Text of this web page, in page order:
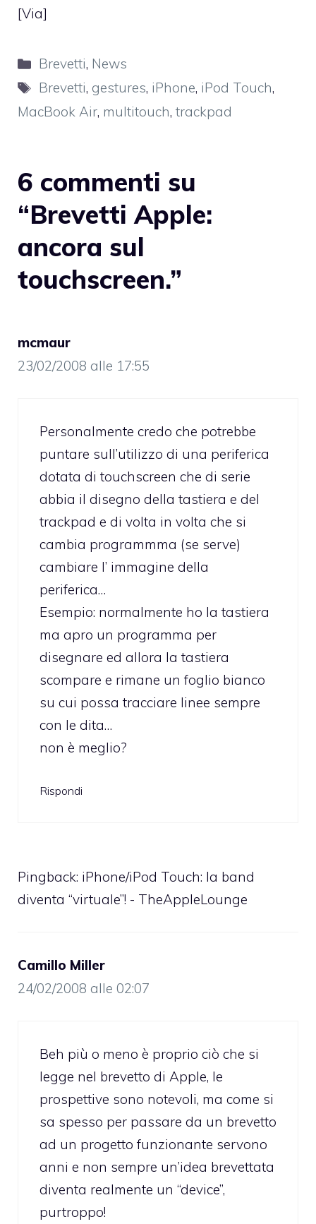
[Via]
Categorie
Brevetti, News
Tag
Brevetti, gestures, iPhone, iPod Touch,
MacBook Air, multitouch, trackpad
6 commenti su
“Brevetti Apple:
ancora sul
touchscreen.”
mcmaur
23/02/2008 alle 17:55
Personalmente credo che potrebbe
puntare sull’utilizzo di una periferica
dotata di touchscreen che di serie
abbia il disegno della tastiera e del
trackpad e di volta in volta che si
cambia programmma (se serve)
cambiare l’ immagine della
periferica…
Esempio: normalmente ho la tastiera
ma apro un programma per
disegnare ed allora la tastiera
scompare e rimane un foglio bianco
su cui possa tracciare linee sempre
con le dita…
non è meglio?
Rispondi
Pingback: iPhone/iPod Touch: la band
diventa “virtuale”! - TheAppleLounge
Camillo Miller
24/02/2008 alle 02:07
Beh più o meno è proprio ciò che si
legge nel brevetto di Apple, le
prospettive sono notevoli, ma come si
sa spesso per passare da un brevetto
ad un progetto funzionante servono
anni e non sempre un’idea brevettata
diventa realmente un “device”,
purtroppo!